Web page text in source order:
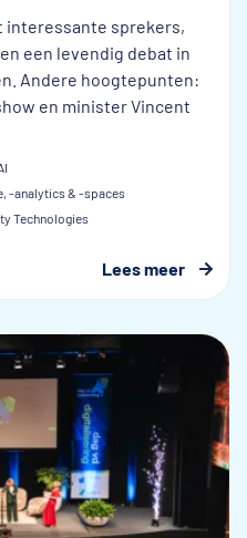
interessante sprekers,
een levendig debat in
Andere hoogtepunten:
en minister Vincent
-analytics & -spaces
Technologies
Lees meer